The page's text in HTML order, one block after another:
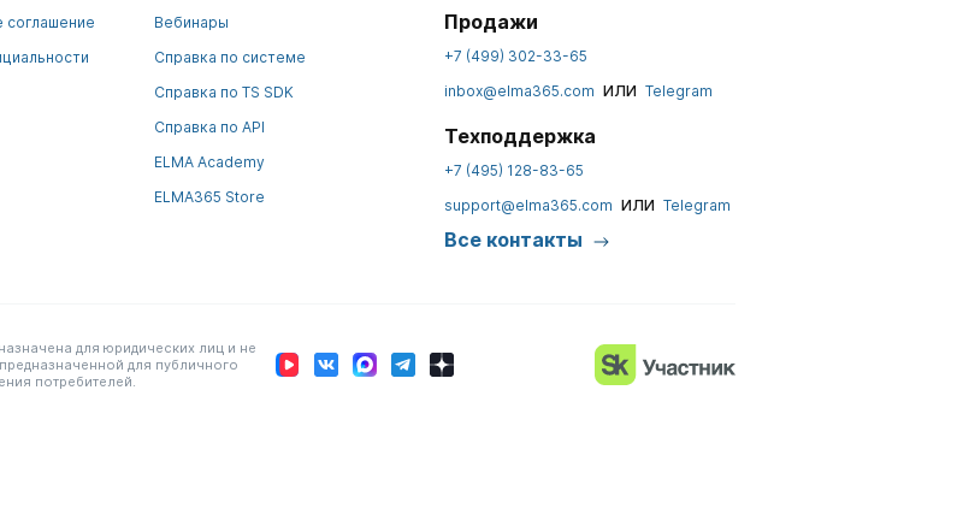
соглашение
Вебинары
Справка по системе
Справка по TS SDK
Справка по API
ELMA Academy
ELMA365 Store
Продажи
+7 (499) 302-33-65
inbox@elma365.com или Telegram
Техподдержка
+7 (495) 128-83-65
support@elma365.com или Telegram
Все контакты
для юридических лиц и не
для публичного
потребителей.